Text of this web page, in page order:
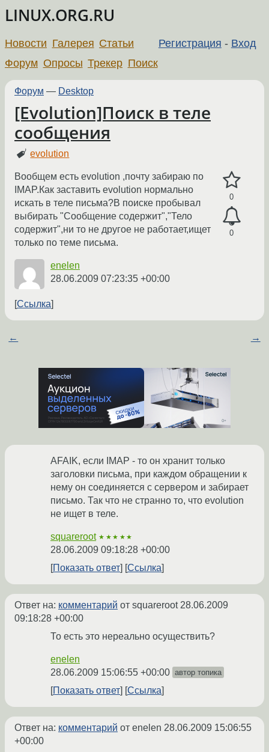
LINUX.ORG.RU
Регистрация - Вход
Новости Галерея Статьи
Форум Опросы Трекер Поиск
Форум — Desktop
[Evolution]Поиск в теле
сообщения
evolution
0
0
Вообщем есть evolution ,почту забираю по
IMAP.Как заставить evolution нормально
искать в теле письма?В поиске пробывал
выбирать "Сообщение содержит","Тело
содержит",ни то не другое не работает,ищет
только по теме письма.
enelen
28.06.2009 07:23:35 +00:00
Ссылка
← →
AFAIK, если IMAP - то он хранит только
заголовки письма, при каждом обращении к
нему он соединяется с сервером и забирает
письмо. Так что не странно то, что evolution
не ищет в теле.
squareroot ★★★★★
28.06.2009 09:18:28 +00:00
Показать ответ
Ссылка
Ответ на: комментарий от squareroot28.06.2009
09:18:28 +00:00
То есть это нереально осуществить?
enelen
28.06.2009 15:06:55 +00:00 автор топика
Показать ответ Ссылка
Ответ на: комментарий от enelen 28.06.2009 15:06:55
+00:00